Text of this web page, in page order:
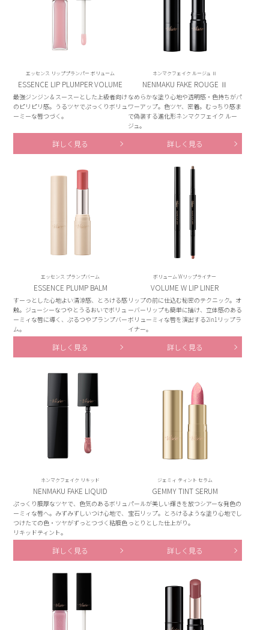
エッセンス リッププランパー ボリューム
ESSENCE LIP PLUMPER VOLUME
最強ジンジン＆スースーとした上級者向け
のピリピリ感。うるツヤでぷっくりボリュ
ーミーな唇つづく。
詳しく見る
ネンマクフェイク ルージュ Ⅱ
NENMAKU FAKE ROUGE Ⅱ
なめらかな塗り心地や透明感・色持ちがパ
ワーアップ。色ツヤ、密着。むっちり感ま
で偽装する進化形ネンマクフェイク ルー
ジュ。
詳しく見る
エッセンス プランプバーム
ESSENCE PLUMP BALM
すーっとした心地よい清涼感、とろける感
触。ジューシーなつやとうるおいでボリュ
ーミィな唇に導く、ぷるつやプランプバー
ム。
詳しく見る
ボリューム Wリップライナー
VOLUME W LIP LINER
リップの前に仕込む秘密のテクニック。オ
ーバーリップも簡単に描け、立体感のある
ボリューミィな唇を演出する2in1リップラ
イナー。
詳しく見る
ネンマクフェイク リキッド
NENMAKU FAKE LIQUID
ぷっくり膜厚なツヤで、色気のあるボリュ
ーミィな唇へ。みずみずしいつけ心地で、
つけたての色・ツヤがずっとつづく粘膜色
リキッドティント。
詳しく見る
ジェミィ ティント セラム
GEMMY TINT SERUM
パールが美しい輝きを放つシアーな発色の
宝石リップ。とろけるような塗り心地でし
っとりとした仕上がり。
詳しく見る